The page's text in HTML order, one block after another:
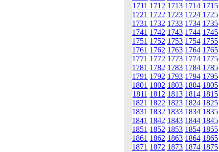
1711 1712 1713 1714 1715
1721 1722 1723 1724 1725
1731 1732 1733 1734 1735
1741 1742 1743 1744 1745
1751 1752 1753 1754 1755
1761 1762 1763 1764 1765
1771 1772 1773 1774 1775
1781 1782 1783 1784 1785
1791 1792 1793 1794 1795
1801 1802 1803 1804 1805
1811 1812 1813 1814 1815
1821 1822 1823 1824 1825
1831 1832 1833 1834 1835
1841 1842 1843 1844 1845
1851 1852 1853 1854 1855
1861 1862 1863 1864 1865
1871 1872 1873 1874 1875